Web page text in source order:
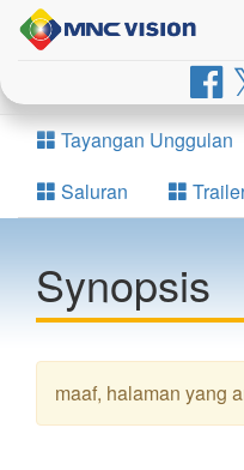
Tayangan Unggulan
Saluran
Synopsis
maaf, halaman yang